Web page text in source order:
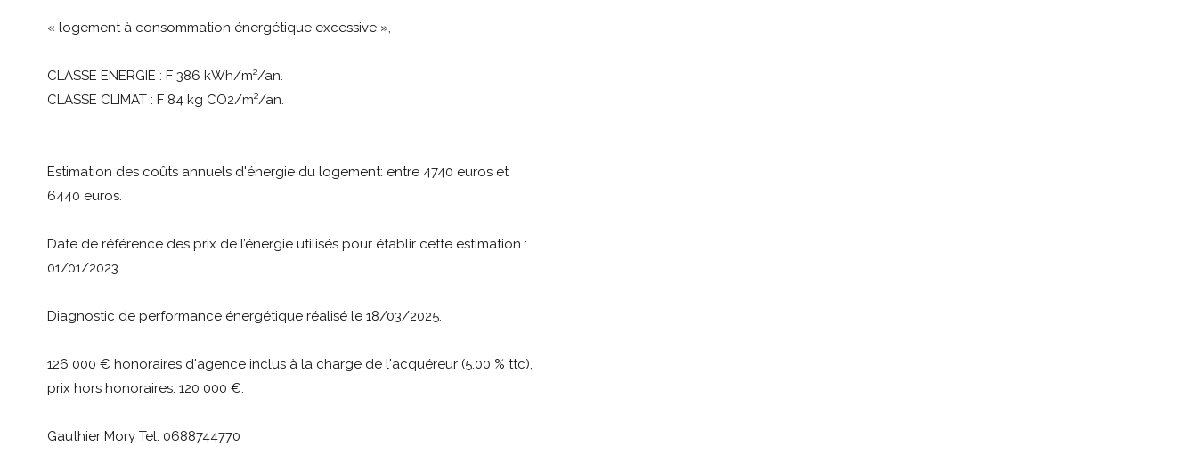
« logement à consommation énergétique excessive »,
CLASSE ENERGIE : F 386 kWh/m²/an.
CLASSE CLIMAT : F 84 kg CO2/m²/an.
Estimation des coûts annuels d'énergie du logement: entre 4740 euros et
6440 euros.
Date de référence des prix de l’énergie utilisés pour établir cette estimation :
01/01/2023.
Diagnostic de performance énergétique réalisé le 18/03/2025.
126 000 € honoraires d'agence inclus à la charge de l'acquéreur (5.00 % ttc),
prix hors honoraires: 120 000 €.
Gauthier Mory Tel: 0688744770